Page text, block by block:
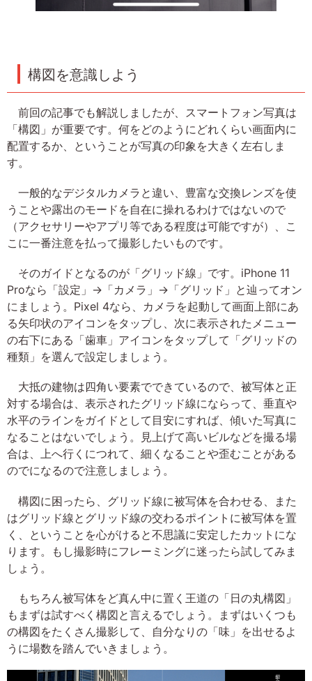
構図を意識しよう
前回の記事でも解説しましたが、スマートフォン写真は
「構図」が重要です。何をどのようにどれくらい画面内に
配置するか、ということが写真の印象を大きく左右しま
す。
一般的なデジタルカメラと違い、豊富な交換レンズを使
うことや露出のモードを自在に操れるわけではないので
（アクセサリーやアプリ等である程度は可能ですが）、こ
こに一番注意を払って撮影したいものです。
そのガイドとなるのが「グリッド線」です。iPhone 11
Proなら「設定」→「カメラ」→「グリッド」と辿ってオン
にましょう。Pixel 4なら、カメラを起動して画面上部にあ
る矢印状のアイコンをタップし、次に表示されたメニュー
の右下にある「歯車」アイコンをタップして「グリッドの
種類」を選んで設定しましょう。
大抵の建物は四角い要素でできているので、被写体と正
対する場合は、表示されたグリッド線にならって、垂直や
水平のラインをガイドとして目安にすれば、傾いた写真に
なることはないでしょう。見上げて高いビルなどを撮る場
合は、上へ行くにつれて、細くなることや歪むことがある
のでになるので注意しましょう。
構図に困ったら、グリッド線に被写体を合わせる、また
はグリッド線とグリッド線の交わるポイントに被写体を置
く、ということを心がけると不思議に安定したカットにな
ります。もし撮影時にフレーミングに迷ったら試してみま
しょう。
もちろん被写体をど真ん中に置く王道の「日の丸構図」
もまずは試すべく構図と言えるでしょう。まずはいくつも
の構図をたくさん撮影して、自分なりの「味」を出せるよ
うに場数を踏んでいきましょう。